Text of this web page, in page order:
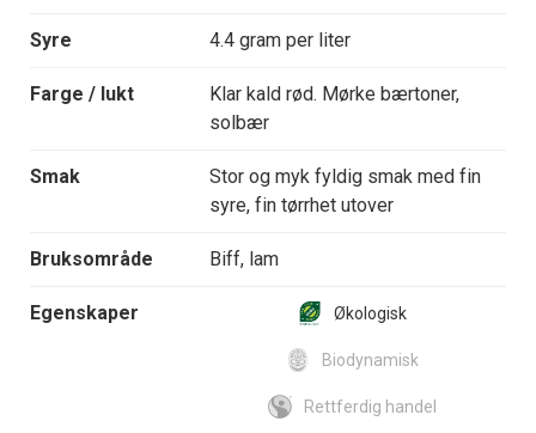
Syre 4.4 gram per liter
Farge / lukt
Klar kald rød. Mørke bærtoner,
solbær
Smak
Stor og myk fyldig smak med fin
syre, fin tørrhet utover
Bruksområde Biff, lam
Egenskaper Økologisk
Biodynamisk
Rettferdig handel